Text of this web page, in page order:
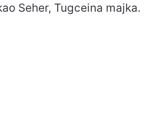
Seher, Tugceina majka.